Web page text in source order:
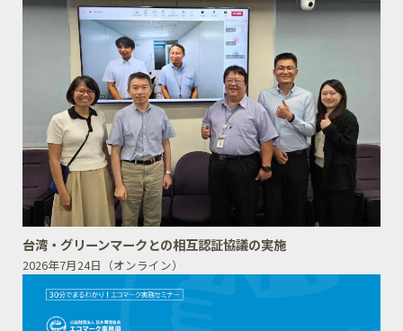
台湾・グリーンマークとの相互認証協議の実施
2026年7月24日（オンライン）